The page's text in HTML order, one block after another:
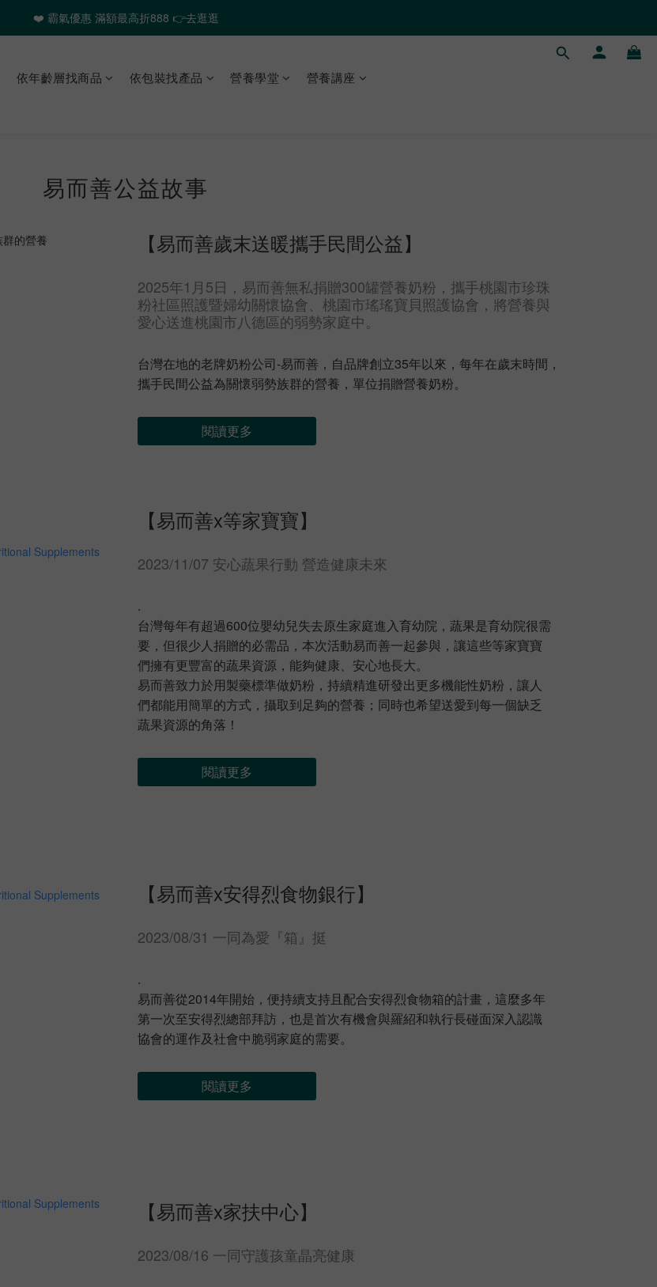
❤️ 霸氣優惠 滿額最高折888 👉去逛逛
❤️ 霸氣優惠 滿額最高折888 👉去逛逛
❤️ 霸氣優惠 滿額最高折888 👉去逛逛
依年齡層找商品 依包裝找產品 營養學堂
營養講座
易而善公益故事
【易而善歲末送暖攜手民間公益】
2025年1月5日，易而善無私捐贈300罐營養奶粉，攜手桃園市珍珠
粉社區照護暨婦幼關懷協會、桃園市瑤瑤寶貝照護協會，將營養與
愛心送進桃園市八德區的弱勢家庭中。
台灣在地的老牌奶粉公司-易而善，自品牌創立35年以來，每年在歲末時間，
攜手民間公益為關懷弱勢族群的營養，單位捐贈營養奶粉。
閱讀更多
【易而善x等家寶寶】
2023/11/07 安心蔬果行動 營造健康未來
.
台灣每年有超過600位嬰幼兒失去原生家庭進入育幼院，蔬果是育幼院很需
要，但很少人捐贈的必需品，本次活動易而善一起參與，讓這些等家寶寶
們擁有更豐富的蔬果資源，能夠健康、安心地長大。
易而善致力於用製藥標準做奶粉，持續精進研發出更多機能性奶粉，讓人
們都能用簡單的方式，攝取到足夠的營養；同時也希望送愛到每一個缺乏
蔬果資源的角落！
閱讀更多
【易而善x安得烈食物銀行】
2023/08/31 一同為愛『箱』挺
.
易而善從2014年開始，便持續支持且配合安得烈食物箱的計畫，這麼多年
第一次至安得烈總部拜訪，也是首次有機會與羅紹和執行長碰面深入認識
協會的運作及社會中脆弱家庭的需要。
閱讀更多
【易而善x家扶中心】
2023/08/16 一同守護孩童晶亮健康